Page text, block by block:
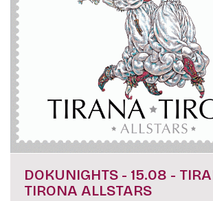
DOKUNIGHTS - 15.08 -
TIRONA ALLSTARS